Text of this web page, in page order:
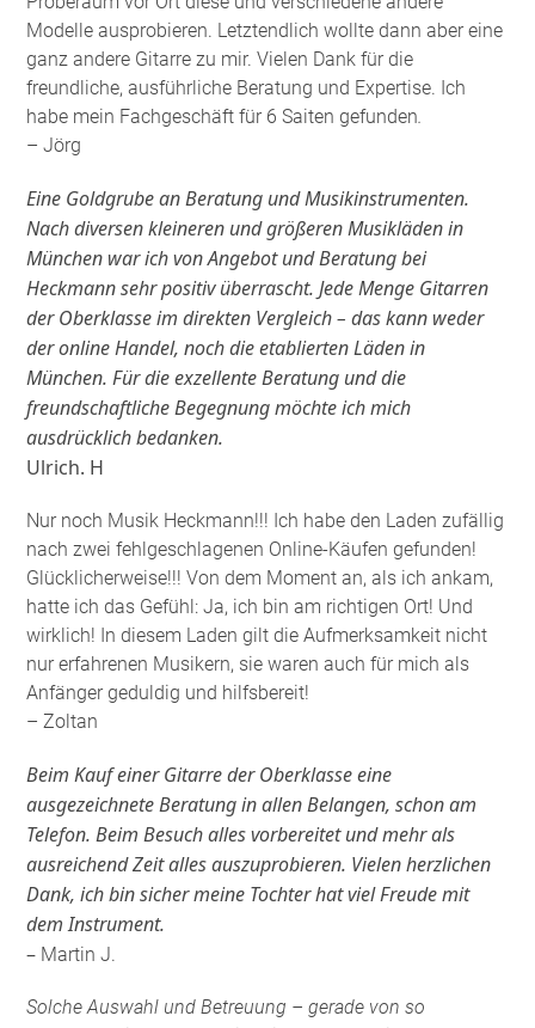
Modelle ausprobieren. Letztendlich wollte dann aber eine
ganz andere Gitarre zu mir. Vielen Dank für die
freundliche, ausführliche Beratung und Expertise. Ich
habe mein Fachgeschäft für 6 Saiten gefunden.
– Jörg
Eine Goldgrube an Beratung und Musikinstrumenten.
Nach diversen kleineren und größeren Musikläden in
München war ich von Angebot und Beratung bei
Heckmann sehr positiv überrascht. Jede Menge Gitarren
der Oberklasse im direkten Vergleich – das kann weder
der online Handel, noch die etablierten Läden in
München. Für die exzellente Beratung und die
freundschaftliche Begegnung möchte ich mich
ausdrücklich bedanken.
Ulrich. H
Nur noch Musik Heckmann!!! Ich habe den Laden zufällig
nach zwei fehlgeschlagenen Online-Käufen gefunden!
Glücklicherweise!!! Von dem Moment an, als ich ankam,
hatte ich das Gefühl: Ja, ich bin am richtigen Ort! Und
wirklich! In diesem Laden gilt die Aufmerksamkeit nicht
nur erfahrenen Musikern, sie waren auch für mich als
Anfänger geduldig und hilfsbereit!
– Zoltan
Beim Kauf einer Gitarre der Oberklasse eine
ausgezeichnete Beratung in allen Belangen, schon am
Telefon. Beim Besuch alles vorbereitet und mehr als
ausreichend Zeit alles auszuprobieren. Vielen herzlichen
Dank, ich bin sicher meine Tochter hat viel Freude mit
dem Instrument.
– Martin J.
Solche Auswahl und Betreuung – gerade von so